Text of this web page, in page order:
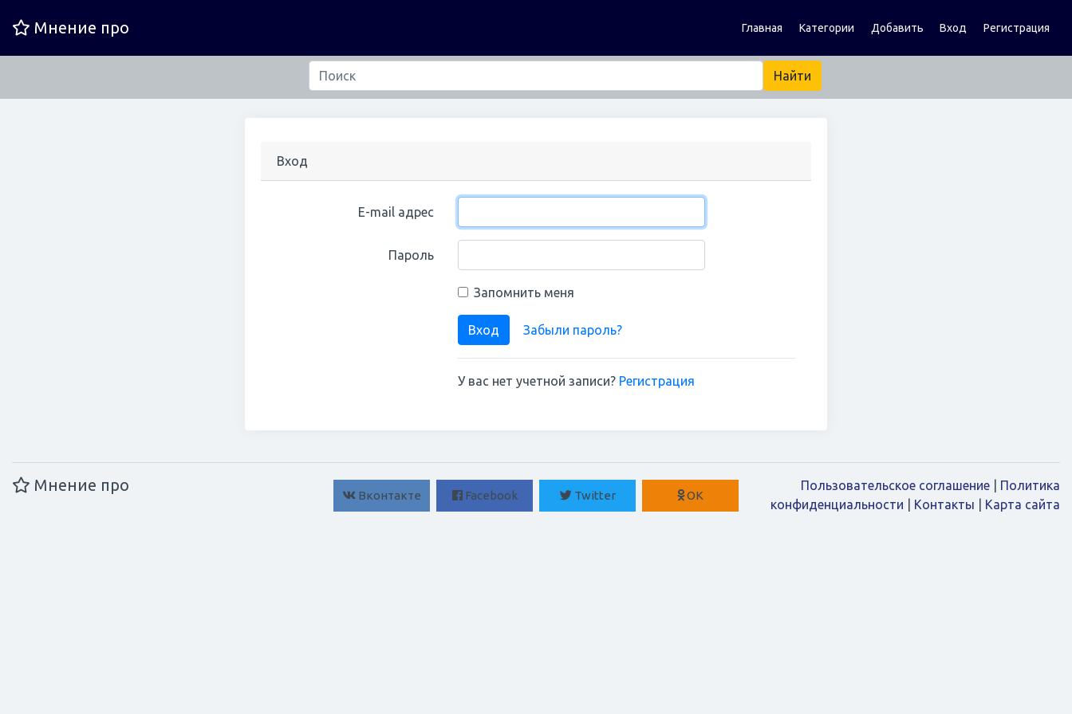
Мнение про Главная Категории Добавить Вход Регистрация
Вход
E-mail адрес
Пароль
Запомнить меня
Вход Забыли пароль?
У вас нет учетной записи? Регистрация
Мнение про
Вконтакте Facebook Twitter ОК
Пользовательское соглашение
Политика
конфиденциальности
Контакты Карта сайта